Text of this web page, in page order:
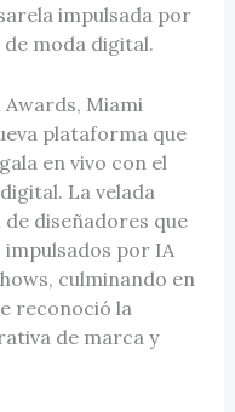
impulsada por
de moda digital.
Awards, Miami
plataforma que
en vivo con el
La velada
diseñadores que
por IA
culminando en
reconoció la
de marca y